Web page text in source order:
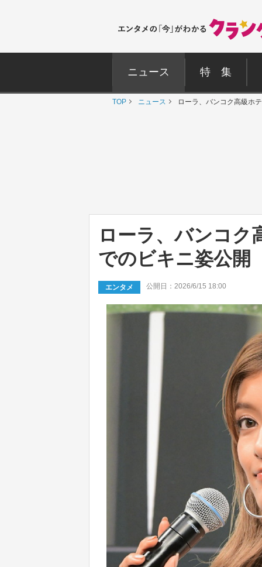
ニュース 特 集
TOP ニュース ローラ、バンコク高級ホ
ローラ、バンコク
でのビキニ姿公開
エンタメ 公開日：2026/6/15 18:00